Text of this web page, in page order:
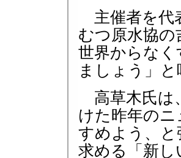
主催者を代
むつ原水協の
世界からな
ましょう」
高草木氏は
けた昨年の
すめよう、と
求める「新し